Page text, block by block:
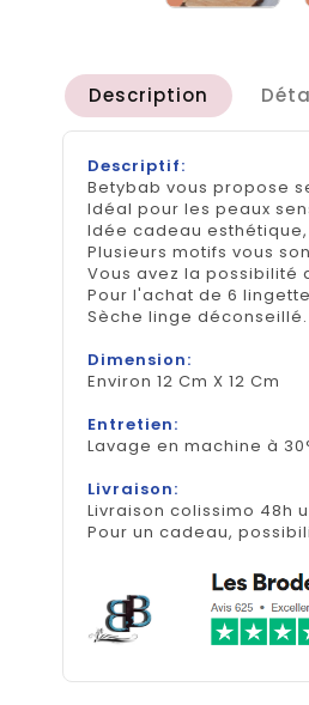
Description
Descriptif:
Betybab vous propose
Idéal pour les peaux
Idée cadeau
Plusieurs motifs vous
Vous avez la
Pour l'achat de 6
Sèche linge déconseillé.
Dimension:
Environ 12 Cm X 12 Cm
Entretien:
Lavage en machine à
Livraison:
Livraison colissimo 48h
Pour un cadeau,